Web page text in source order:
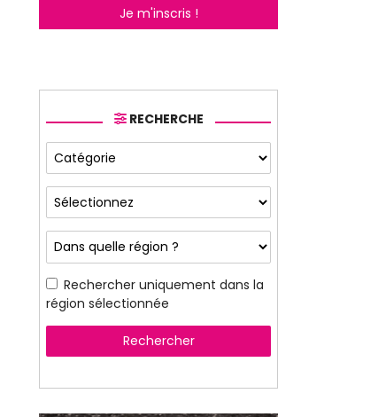
Je m'inscris !
RECHERCHE
Rechercher uniquement dans la
région sélectionnée
Rechercher